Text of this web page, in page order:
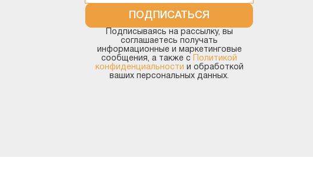
ПОДПИСАТЬСЯ
Подписываясь на рассылку, вы
соглашаетесь получать
информационные и маркетинговые
сообщения, а также с
Политикой
конфиденциальности и обработкой
ваших персональных данных.